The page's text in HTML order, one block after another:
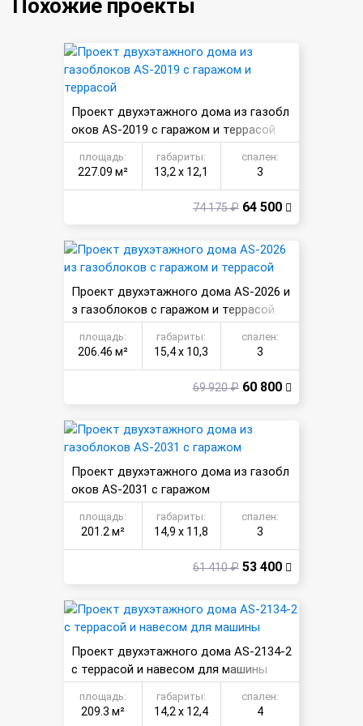
Похожие проекты
Проект двухэтажного дома из газобл
оков AS-2019 с гаражом и террасой
площадь:
227.09 м²
габариты:
13,2 х 12,1
спален:
3
74 175 ₽ 64 500
Проект двухэтажного дома AS-2026 и
з газоблоков с гаражом и террасой
площадь:
206.46 м²
габариты:
15,4 х 10,3
спален:
3
69 920 ₽ 60 800
Проект двухэтажного дома из газобл
оков AS-2031 с гаражом
площадь:
201.2 м²
габариты:
14,9 х 11,8
спален:
3
61 410 ₽ 53 400
Проект двухэтажного дома AS-2134-2
с террасой и навесом для машины
площадь:
209.3 м²
габариты:
14,2 х 12,4
спален:
4